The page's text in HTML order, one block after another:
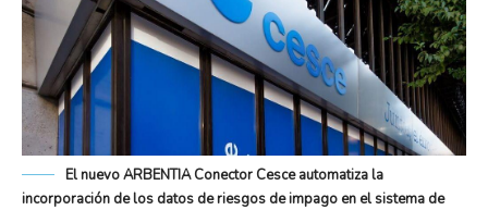
El nuevo ARBENTIA Conector Cesce automatiza la
incorporación de los datos de riesgos de impago en el sistema de